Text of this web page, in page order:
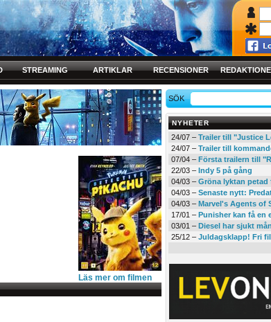
STREAMING ARTIKLAR RECENSIONER
Läs mer om filmen
SÖK
NYHETER
24/07 –Trailer till "Justice
24/07 –Trailer till
07/04 –Första trailern till
22/03 –Indy 5 på gång
04/03 –Gröna lyktan
04/03 –Senaste nytt:
04/03 –Marvel's Agents of
17/01 –Punisher kan få en
03/01 –Diesel har sjukt
25/12 –Juldagsklapp! Fri